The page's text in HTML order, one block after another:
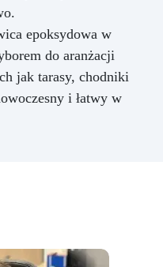
epoksydowa w
do aranżacji
jak tarasy, chodniki
i łatwy w